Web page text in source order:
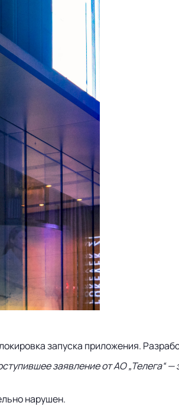
запуска приложения.
заявление от АО „Телега“
нарушен.